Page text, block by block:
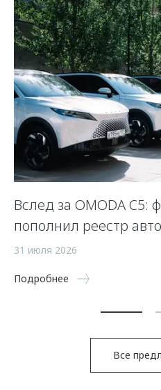
Вслед за OMODA C5:
пополнил реестр
31 июля 2026
Подробнее
Все